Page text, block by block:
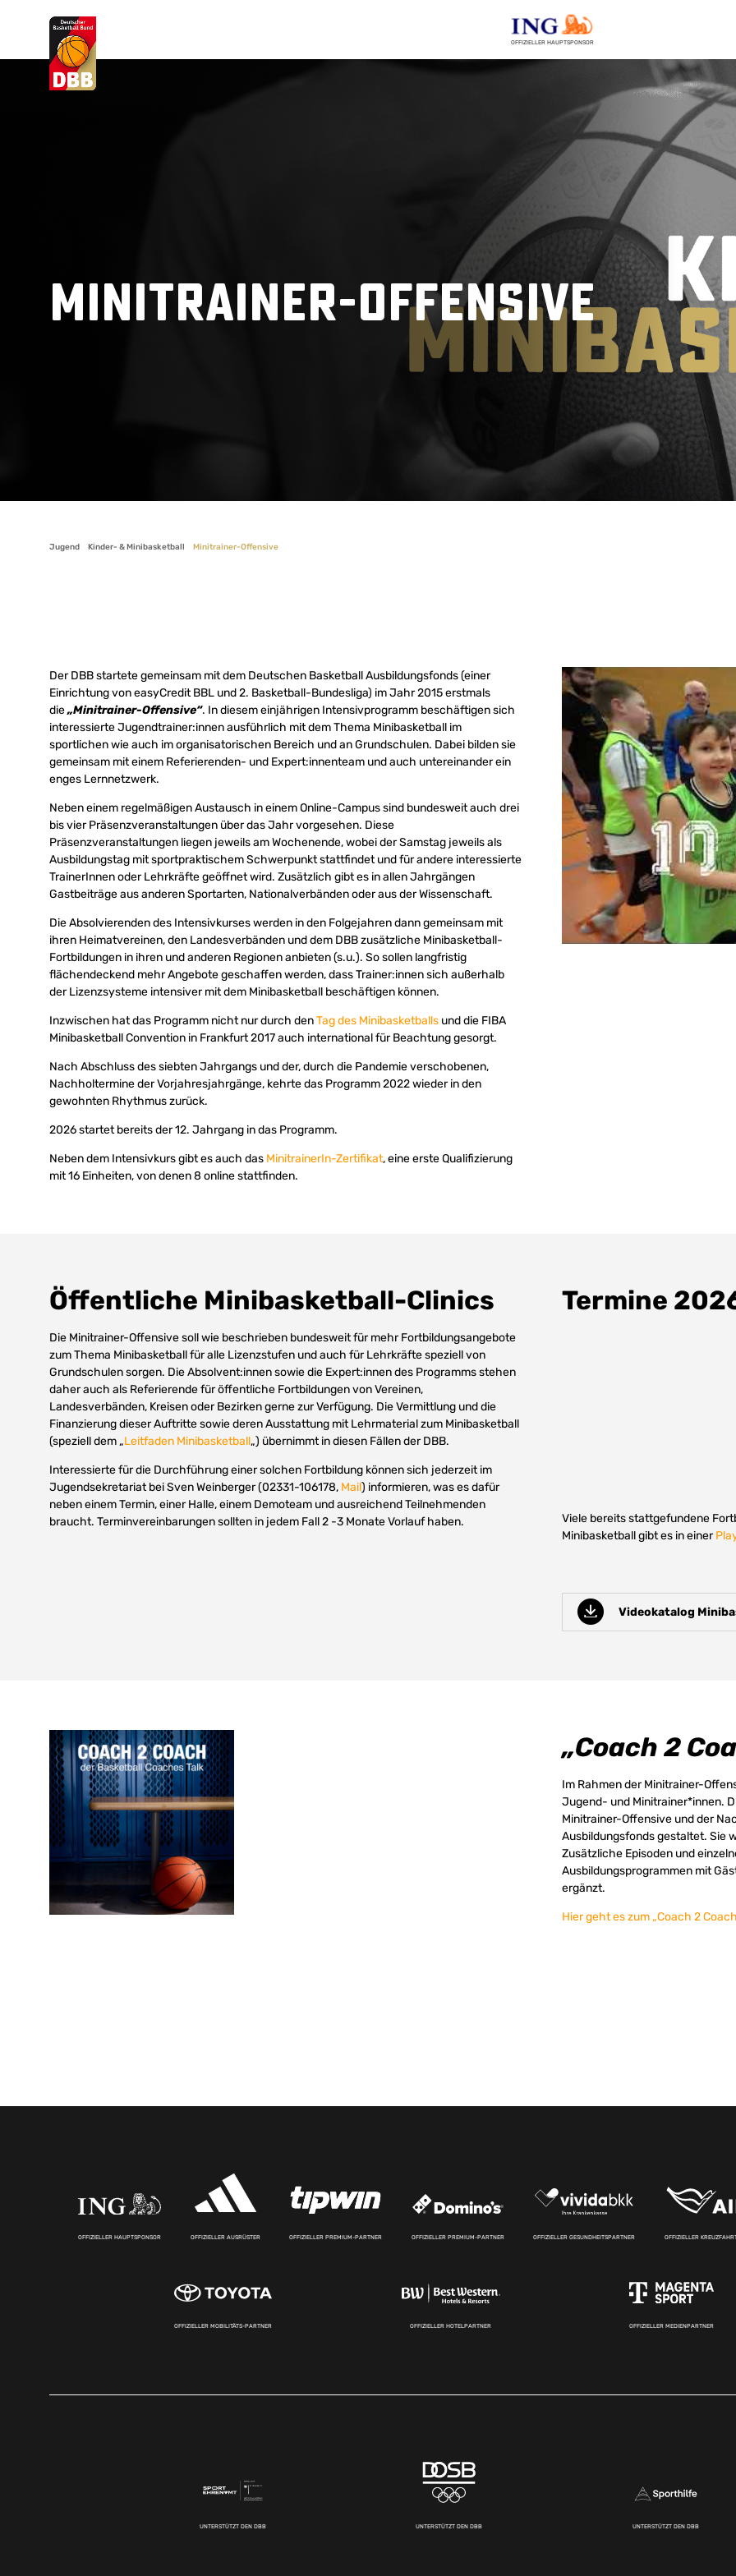
OFFIZIELLER HAUPTSPONSOR
Suchvorschläge
Minitrainer-Offensive
Jugend Kinder- & Minibasketball Minitrainer-Offensive
Der DBB startete gemeinsam mit dem Deutschen Basketball Ausbildungsfonds (einer
Einrichtung von easyCredit BBL und 2. Basketball-Bundesliga) im Jahr 2015 erstmals
die„Minitrainer-Offensive“. In diesem einjährigen Intensivprogramm beschäftigen sich
interessierte Jugendtrainer:innen ausführlich mit dem Thema Minibasketball im
sportlichen wie auch im organisatorischen Bereich und an Grundschulen. Dabei bilden sie
gemeinsam mit einem Referierenden- und Expert:innenteam und auch untereinander ein
enges Lernnetzwerk.
Neben einem regelmäßigen Austausch in einem Online-Campus sind bundesweit auch drei
bis vier Präsenzveranstaltungen über das Jahr vorgesehen. Diese
Präsenzveranstaltungen liegen jeweils am Wochenende, wobei der Samstag jeweils als
Ausbildungstag mit sportpraktischem Schwerpunkt stattfindet und für andere interessierte
TrainerInnen oder Lehrkräfte geöffnet wird. Zusätzlich gibt es in allen Jahrgängen
Gastbeiträge aus anderen Sportarten, Nationalverbänden oder aus der Wissenschaft.
Die Absolvierenden des Intensivkurses werden in den Folgejahren dann gemeinsam mit
ihren Heimatvereinen, den Landesverbänden und dem DBB zusätzliche Minibasketball-
Fortbildungen in ihren und anderen Regionen anbieten (s.u.). So sollen langfristig
flächendeckend mehr Angebote geschaffen werden, dass Trainer:innen sich außerhalb
der Lizenzsysteme intensiver mit dem Minibasketball beschäftigen können.
Inzwischen hat das Programm nicht nur durch denTag des Minibasketballs und die FIBA
Minibasketball Convention in Frankfurt 2017 auch international für Beachtung gesorgt.
Nach Abschluss des siebten Jahrgangs und der, durch die Pandemie verschobenen,
Nachholtermine der Vorjahresjahrgänge, kehrte das Programm 2022 wieder in den
gewohnten Rhythmus zurück.
2026 startet bereits der 12. Jahrgang in das Programm.
Neben dem Intensivkurs gibt es auch das MinitrainerIn-Zertifikat, eine erste Qualifizierung
mit 16 Einheiten, von denen 8 online stattfinden.
Öffentliche Minibasketball-Clinics
Die Minitrainer-Offensive soll wie beschrieben bundesweit für mehr Fortbildungsangebote
zum Thema Minibasketball für alle Lizenzstufen und auch für Lehrkräfte speziell von
Grundschulen sorgen. Die Absolvent:innen sowie die Expert:innen des Programms stehen
daher auch als Referierende für öffentliche Fortbildungen von Vereinen,
Landesverbänden, Kreisen oder Bezirken gerne zur Verfügung. Die Vermittlung und die
Finanzierung dieser Auftritte sowie deren Ausstattung mit Lehrmaterial zum Minibasketball
(speziell dem „Leitfaden Minibasketball„) übernimmt in diesen Fällen der DBB.
Interessierte für die Durchführung einer solchen Fortbildung können sich jederzeit im
Jugendsekretariat bei Sven Weinberger (02331-106178, Mail) informieren, was es dafür
neben einem Termin, einer Halle, einem Demoteam und ausreichend Teilnehmenden
braucht. Terminvereinbarungen sollten in jedem Fall 2 -3 Monate Vorlauf haben.
Termine
Viele bereits stattgefundene
Minibasketball gibt es in einer
Videokatalog
„Coach 2
Im Rahmen der Minitrainer-
Jugend- und Minitrainer*innen.
Minitrainer-Offensive und der
Ausbildungsfonds gestaltet. Sie
Zusätzliche Episoden und
Ausbildungsprogrammen mit
ergänzt.
Hier geht es zum „Coach 2
OFFIZIELLER HAUPTSPONSOR OFFIZIELLER AUSRÜSTER OFFIZIELLER PREMIUM-PARTNER OFFIZIELLER PREMIUM-PARTNER OFFIZIELLER GESUNDHEITSPARTNER OFFIZIELLER
OFFIZIELLER MOBILITÄTS-PARTNER OFFIZIELLER HOTELPARTNER OFFIZIELLER MEDIENPARTNER
UNTERSTÜTZT DEN DBB UNTERSTÜTZT DEN DBB UNTERSTÜTZT DEN DBB